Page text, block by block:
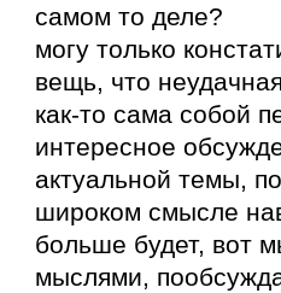
самом то деле?
могу только
вещь, что
как-то сама собой
интересное
актуальной темы,
широком смысле
больше будет, вот
мыслями,